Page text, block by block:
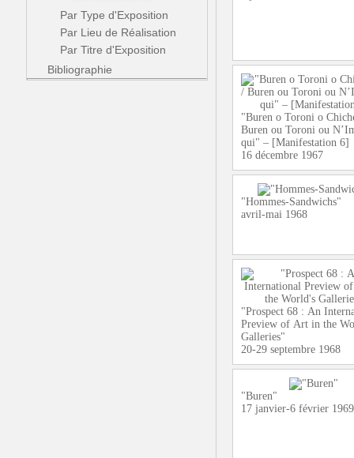
Par Type d'Exposition
Par Lieu de Réalisation
Par Titre d'Exposition
Bibliographie
"Buren o Toroni o
Buren ou Toroni ou
qui" – [Manifestation 6]
16 décembre 1967
"Hommes-Sandwichs"
avril-mai 1968
"Prospect 68 : An
Preview of Art in the
Galleries"
20-29 septembre 1968
"Buren"
17 janvier-6 février 1969